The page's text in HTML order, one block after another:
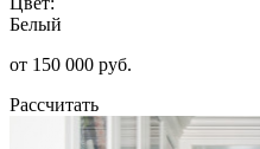
Белый
от 150 000 руб.
Рассчитать